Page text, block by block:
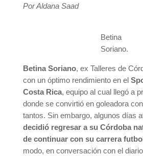
Por Aldana Saad
Betina
Soriano.
Betina Soriano, ex Talleres de
con un óptimo rendimiento en el
Costa Rica, equipo al cual llegó a
donde se convirtió en goleadora
tantos. Sin embargo, algunos días
decidió regresar a su Córdoba
de continuar con su carrera
modo, en conversación con el diario